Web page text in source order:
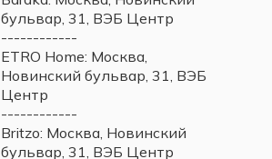
бульвар, 31, ВЭБ Центр
------------
ETRO Home: Москва,
Новинский бульвар, 31, ВЭБ
Центр
------------
Britzo: Москва, Новинский
бульвар, 31, ВЭБ Центр